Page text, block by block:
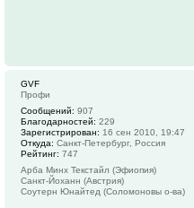
GVF
Профи
Сообщений: 907
Благодарностей: 229
Зарегистрирован: 16 сен 2010, 19:47
Откуда: Санкт-Петербург, Россия
Рейтинг: 747
Арба Минх Текстайл (Эфиопия)
Санкт-Йоханн (Австрия)
Соутерн Юнайтед (Соломоновы о-ва)